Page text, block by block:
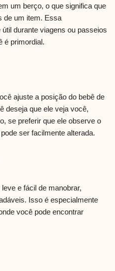
um berço, o que significa que
de um item. Essa
durante viagens ou passeios
é primordial.
ajuste a posição do bebê de
deseja que ele veja você,
se preferir que ele observe o
ser facilmente alterada.
e fácil de manobrar,
Isso é especialmente
você pode encontrar